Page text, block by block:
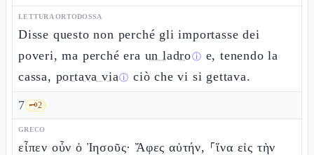
LETTURA ORTODOSSA
Disse questo non perché gli importasse dei
poveri, ma perché era un ladroⓘ e, tenendo la
cassa, portava viaⓘ ciò che vi si gettava.
7 🗝️2
GRECO
εἶπεν οὖν ὁ Ἰησοῦς· Ἄφες αὐτήν, ⸀ἵνα εἰς τὴν